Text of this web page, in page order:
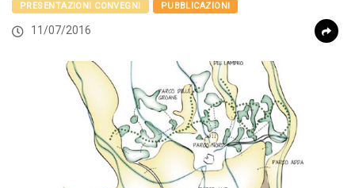
PRESENTAZIONI CONVEGNI PUBBLICAZIONI
11/07/2016